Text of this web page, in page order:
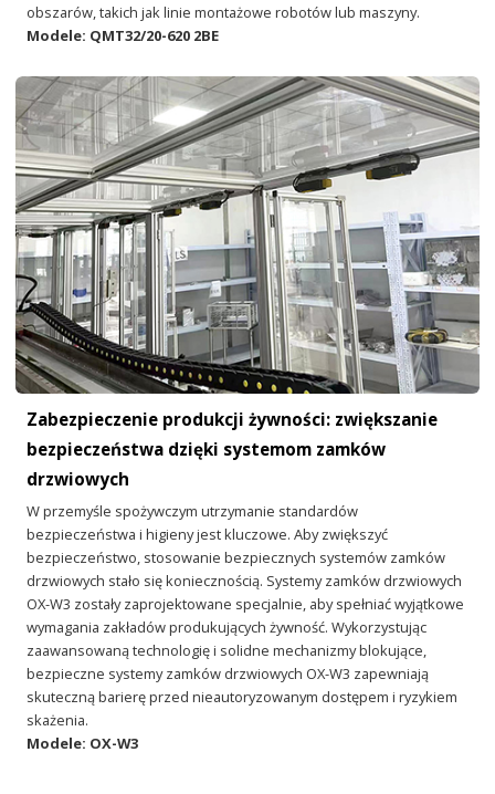
obszarów, takich jak linie montażowe robotów lub maszyny.
Modele: QMT32/20-620 2BE
Zabezpieczenie produkcji żywności: zwiększanie
bezpieczeństwa dzięki systemom zamków
drzwiowych
W przemyśle spożywczym utrzymanie standardów
bezpieczeństwa i higieny jest kluczowe. Aby zwiększyć
bezpieczeństwo, stosowanie bezpiecznych systemów zamków
drzwiowych stało się koniecznością. Systemy zamków drzwiowych
OX-W3 zostały zaprojektowane specjalnie, aby spełniać wyjątkowe
wymagania zakładów produkujących żywność. Wykorzystując
zaawansowaną technologię i solidne mechanizmy blokujące,
bezpieczne systemy zamków drzwiowych OX-W3 zapewniają
skuteczną barierę przed nieautoryzowanym dostępem i ryzykiem
skażenia.
Modele: OX-W3